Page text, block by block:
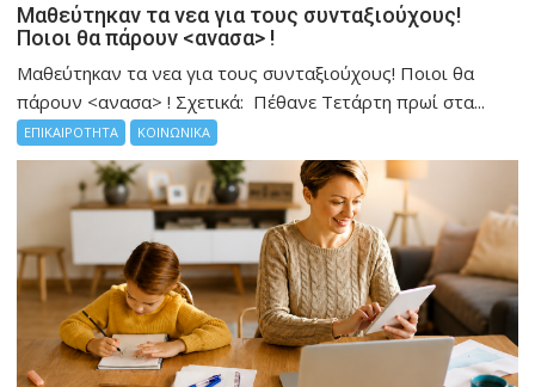
Μαθεύτηκαν τα νεα για τους συνταξιούχους!
Ποιοι θα πάρουν <ανασα> !
Μαθεύτηκαν τα νεα για τους συνταξιούχους! Ποιοι θα
πάρουν <ανασα> ! Σχετικά: Πέθανε Τετάρτη πρωί στα...
ΕΠΙΚΑΙΡΟΤΗΤΑ ΚΟΙΝΩΝΙΚΑ